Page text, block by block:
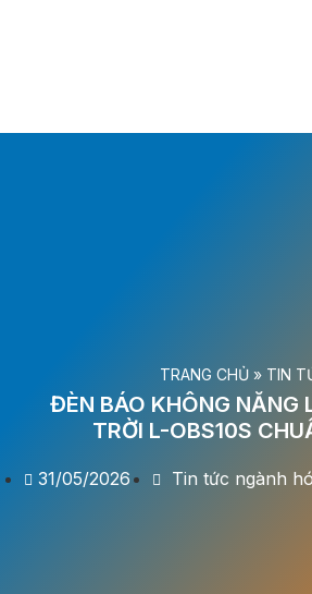
TRANG CHỦ» TIN
ĐÈN BÁO KHÔNG NĂNG
TRỜI L-OBS10S
31/05/2026 Tin tức ngành